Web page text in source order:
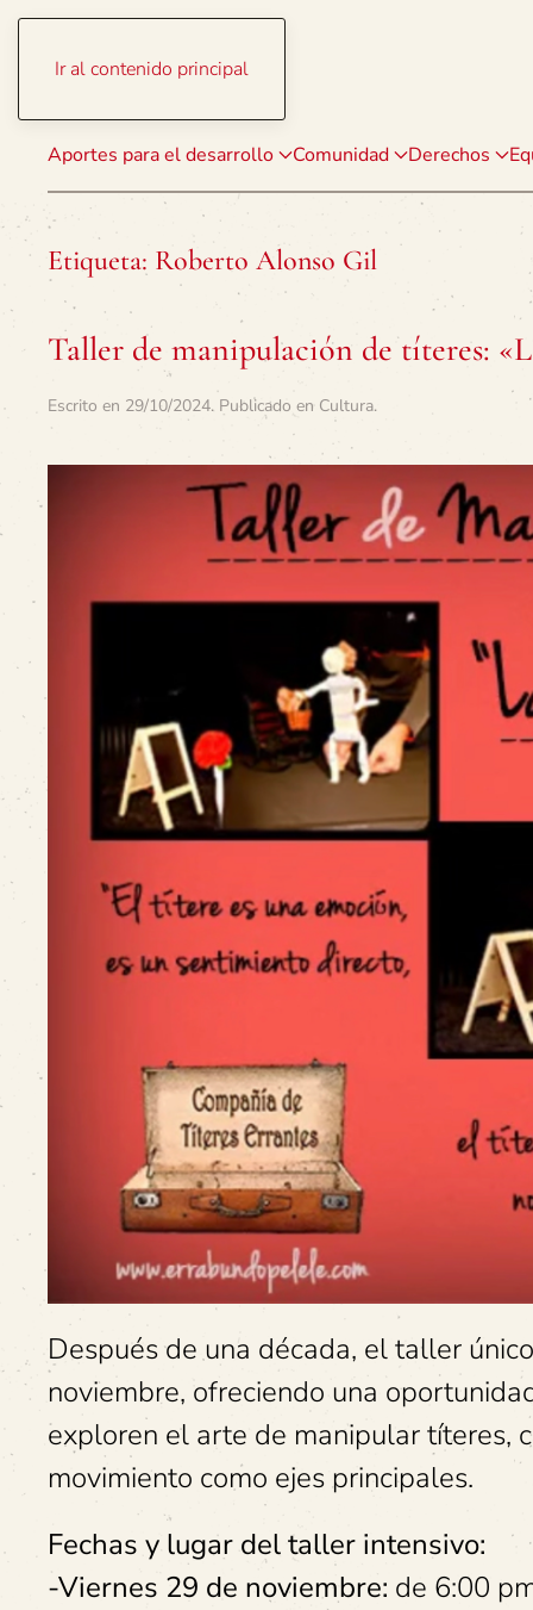
Ir al contenido principal
Aportes para el desarrollo Comunidad Derechos
Etiqueta: Roberto Alonso Gil
Taller de manipulación de títeres:
Escrito en 29/10/2024. Publicado en Cultura.
Después de una década, el taller
noviembre, ofreciendo una
exploren el arte de manipular títeres,
movimiento como ejes principales.
Fechas y lugar del taller intensivo:
-Viernes 29 de noviembre: de 6:00